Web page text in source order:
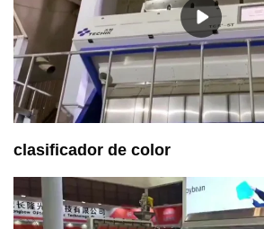
clasificador de color